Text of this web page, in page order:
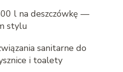
l na deszczówkę —
stylu
sanitarne do
i toalety